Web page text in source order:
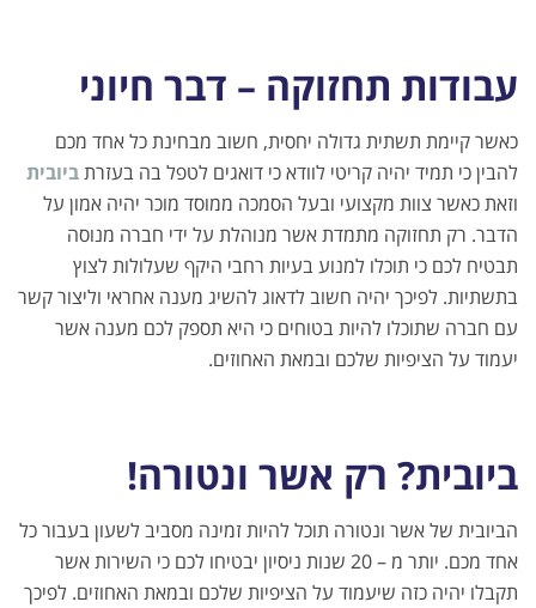
עבודות תחזוקה – דבר חיוני
כאשר קיימת תשתית גדולה יחסית, חשוב מבחינת כל אחד מכם
להבין כי תמיד יהיה קריטי לוודא כי דואגים לטפל בה בעזרתביובית
וזאת כאשר צוות מקצועי ובעל הסמכה ממוסד מוכר יהיה אמון על
הדבר. רק תחזוקה מתמדת אשר מנוהלת על ידי חברה מנוסה
תבטיח לכם כי תוכלו למנוע בעיות רחבי היקף שעלולות לצוץ
בתשתיות. לפיכך יהיה חשוב לדאוג להשיג מענה אחראי וליצור קשר
עם חברה שתוכלו להיות בטוחים כי היא תספק לכם מענה אשר
יעמוד על הציפיות שלכם ובמאת האחוזים.
ביובית? רק אשר ונטורה!
הביובית של אשר ונטורה תוכל להיות זמינה מסביב לשעון בעבור כל
אחד מכם. יותר מ – 20 שנות ניסיון יבטיחו לכם כי השירות אשר
תקבלו יהיה כזה שיעמוד על הציפיות שלכם ובמאת האחוזים. לפיכך